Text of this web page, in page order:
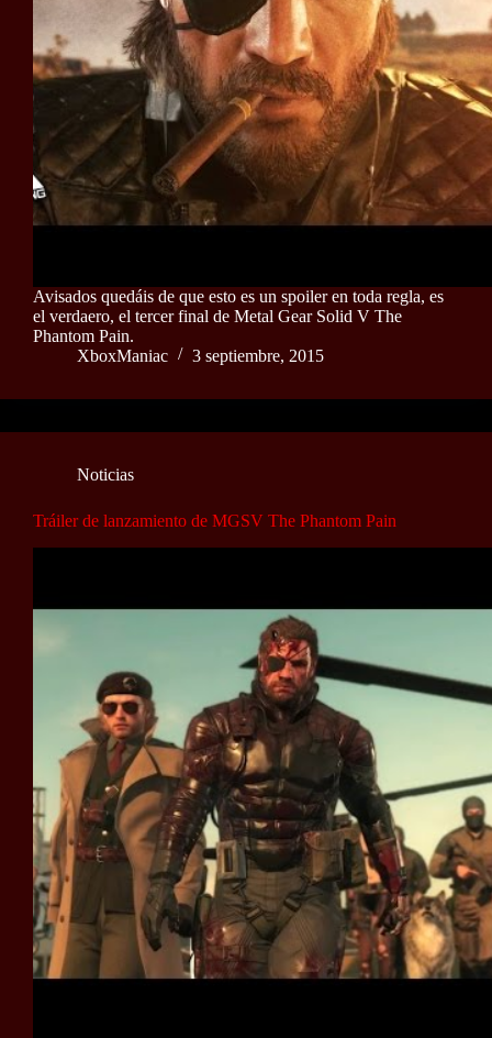
Avisados quedáis de que esto es un spoiler en toda regla, es
el verdaero, el tercer final de Metal Gear Solid V The
Phantom Pain.
XboxManiac
3 septiembre, 2015
Noticias
Tráiler de lanzamiento de MGSV The Phantom Pain